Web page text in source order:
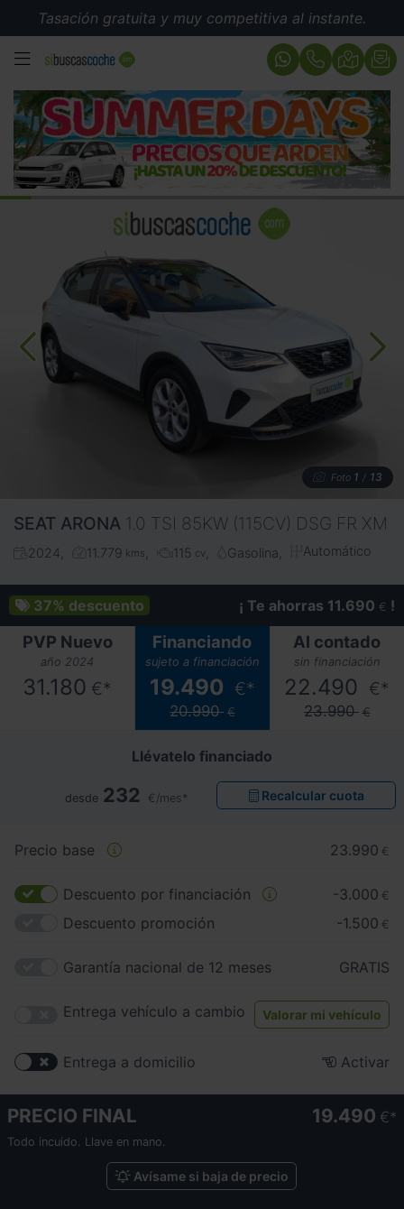
Tasación gratuita y muy competitiva al instante.
MENÚ
Foto 1 / 13
SEAT ARONA 1.0 TSI 85KW (115CV) DSG FR XM
2024 11.779 kms 115 cv Gasolina Automático
37% descuento ¡ Te ahorras 11.690 € !
PVP Nuevo
año 2024
31.180 €*
Financiando
sujeto a financiación
19.490 €*
20.990 €
Al contado
sin financiación
22.490 €*
23.990 €
Llévatelo financiado
desde 232 €/mes* Recalcular cuota
Precio base 23.990 €
Descuento por financiación -3.000 €
Descuento promoción -1.500 €
Garantía nacional de 12 meses GRATIS
Entrega vehículo a cambio Valorar mi vehículo
Entrega a domicilio Activar
PRECIO FINAL 19.490 €
Todo incuido. Llave en mano.
Avísame si baja de precio